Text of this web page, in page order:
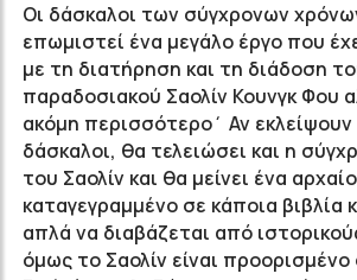
Οι δάσκαλοι των σύγχρονων
επωμιστεί ένα μεγάλο έργο που
με τη διατήρηση και τη διάδοση
παραδοσιακού Σαολίν Κουνγκ Φου
ακόμη περισσότερο΄ Αν εκλείψουν
δάσκαλοι, θα τελειώσει και η
του Σαολίν και θα μείνει ένα
καταγεγραμμένο σε κάποια βιβλία
απλά να διαβάζεται από
όμως το Σαολίν είναι προορισμένο